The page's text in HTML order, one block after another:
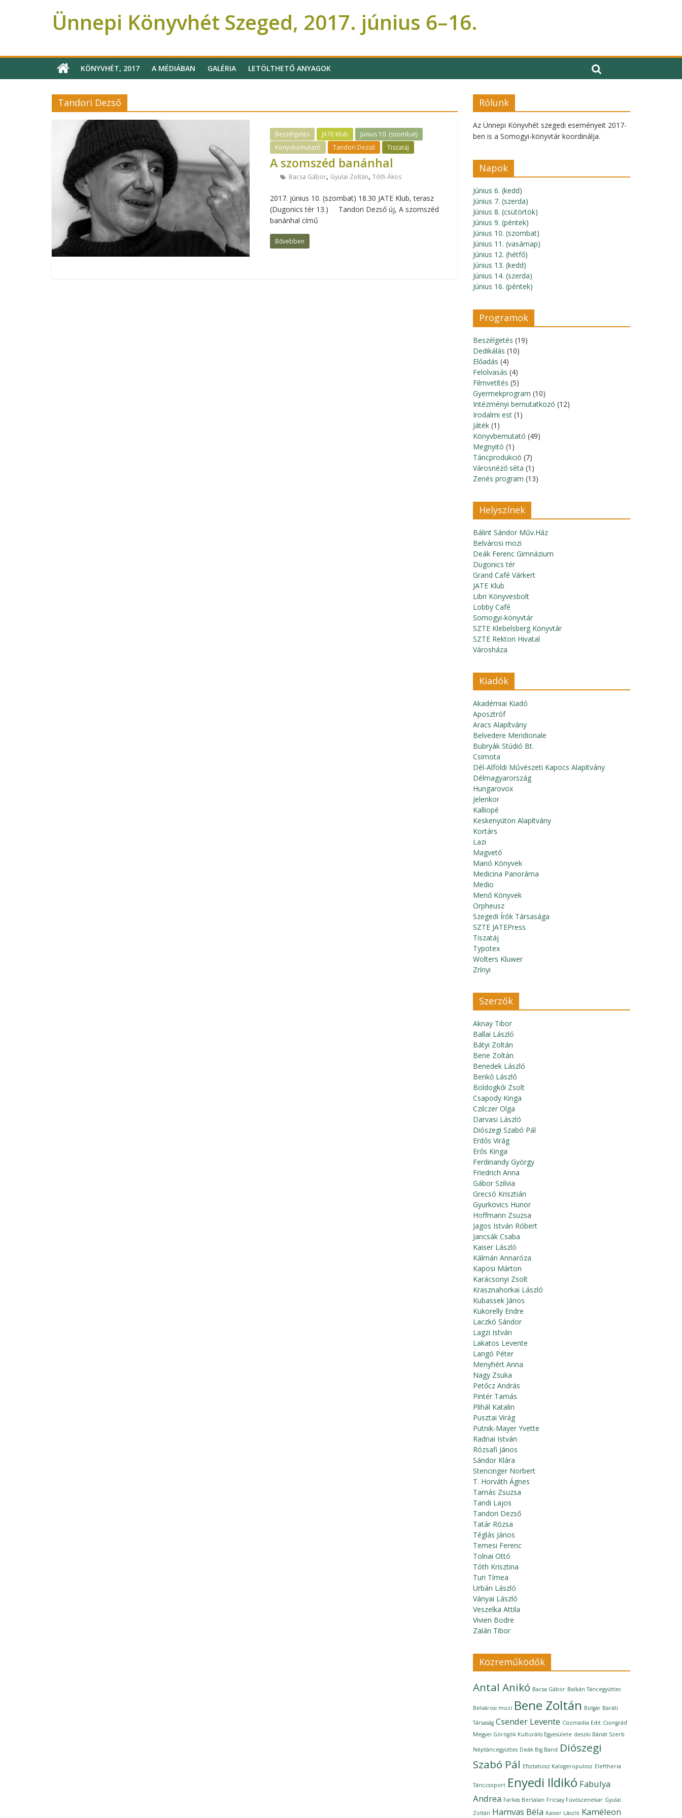
Ünnepi Könyvhét Szeged, 2017. június 6–16.
KÖNYVHÉT, 2017 A MÉDIÁBAN GALÉRIA LETÖLTHETŐ ANYAGOK
Tandori Dezső
Beszélgetés JATE Klub
Június 10. (szombat)
Könyvbemutató
Tandori Dezső Tiszatáj
A szomszéd banánhal
Bacsa Gábor, Gyulai Zoltán, Tóth Ákos
2017. június 10. (szombat) 18.30 JATE Klub, terasz
(Dugonics tér 13.) Tandori Dezső új, A szomszéd
banánhal című
Bővebben
Rólunk
Az Ünnepi Könyvhét szegedi eseményeit 2017-
ben is a Somogyi-könyvtár koordinálja.
Napok
Június 6. (kedd)
Június 7. (szerda)
Június 8. (csütörtök)
Június 9. (péntek)
Június 10. (szombat)
Június 11. (vasárnap)
Június 12. (hétfő)
Június 13. (kedd)
Június 14. (szerda)
Június 16. (péntek)
Programok
Beszélgetés (19)
Dedikálás (10)
Előadás (4)
Felolvasás (4)
Filmvetítés (5)
Gyermekprogram (10)
Intézményi bemutatkozó (12)
Irodalmi est (1)
Játék (1)
Könyvbemutató (49)
Megnyitó (1)
Táncprodukció (7)
Városnéző séta (1)
Zenés program (13)
Helyszínek
Bálint Sándor Műv.Ház
Belvárosi mozi
Deák Ferenc Gimnázium
Dugonics tér
Grand Café Várkert
JATE Klub
Libri Könyvesbolt
Lobby Café
Somogyi-könyvtár
SZTE Klebelsberg Könyvtár
SZTE Rektori Hivatal
Városháza
Kiadók
Akadémiai Kiadó
Aposztróf
Aracs Alapítvány
Belvedere Meridionale
Bubryák Stúdió Bt.
Csimota
Dél-Alföldi Művészeti Kapocs Alapítvány
Délmagyarország
Hungarovox
Jelenkor
Kalliopé
Keskenyúton Alapítvány
Kortárs
Lazi
Magvető
Manó Könyvek
Medicina Panoráma
Medio
Menő Könyvek
Orpheusz
Szegedi Írók Társasága
SZTE JATEPress
Tiszatáj
Typotex
Wolters Kluwer
Zrínyi
Szerzők
Aknay Tibor
Ballai László
Bátyi Zoltán
Bene Zoltán
Benedek László
Benkő László
Boldogkői Zsolt
Csapody Kinga
Czilczer Olga
Darvasi László
Diószegi Szabó Pál
Erdős Virág
Erős Kinga
Ferdinandy György
Friedrich Anna
Gábor Szilvia
Grecsó Krisztián
Gyurkovics Hunor
Hoffmann Zsuzsa
Jagos István Róbert
Jancsák Csaba
Kaiser László
Kálmán Annaróza
Kaposi Márton
Karácsonyi Zsolt
Krasznahorkai László
Kubassek János
Kukorelly Endre
Laczkó Sándor
Lagzi István
Lakatos Levente
Langó Péter
Menyhért Anna
Nagy Zsuka
Petőcz András
Pintér Tamás
Plihál Katalin
Pusztai Virág
Putnik-Mayer Yvette
Radnai István
Rózsafi János
Sándor Klára
Stencinger Norbert
T. Horváth Ágnes
Tamás Zsuzsa
Tandi Lajos
Tandori Dezső
Tatár Rózsa
Téglás János
Temesi Ferenc
Tolnai Ottó
Tóth Krisztina
Turi Tímea
Urbán László
Ványai László
Veszelka Attila
Vivien Bodre
Zalán Tibor
Közreműködők
Antal Anikó Bacsa Gábor Balkán Táncegyüttes
Belvárosi mozi Bene Zoltán Bolgár Baráti
Társaság Csender Levente Csizmadia Edit Csongrád
Megyei Görögök Kulturális Egyesülete deszki Bánát Szerb
Néptáncegyüttes Deák Big Band Diószegi
Szabó Pál Efsztatiosz Kalogeropulosz Eleftheria
Tánccsoport Enyedi Ildikó Fabulya
Andrea Farkas Bertalan Fricsay Fúvószenekar Gyulai
Zoltán Hamvas Béla Kaiser László Kaméleon